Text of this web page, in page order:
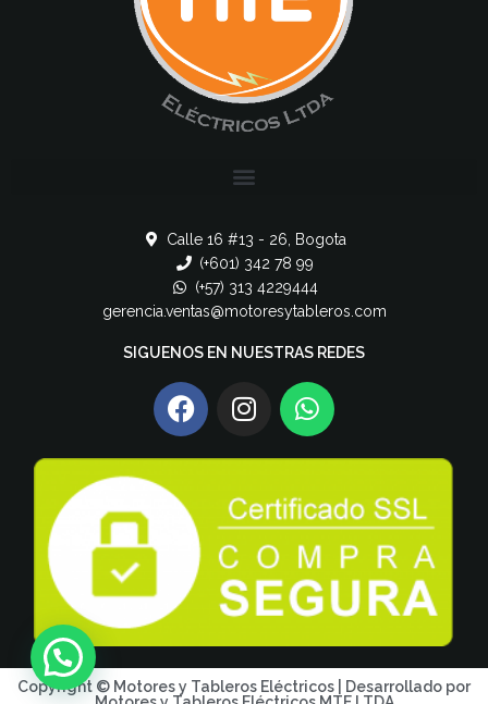
Calle 16 #13 - 26, Bogota
(+601) 342 78 99
(+57) 313 4229444
gerencia.ventas@motoresytableros.com
SIGUENOS EN NUESTRAS REDES
Copyright © Motores y Tableros Eléctricos | Desarrollado por